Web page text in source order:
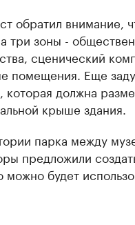
обратил внимание,
три зоны -
сценический
помещения. Еще
которая должна
крыше здания.
парка между
предложили
будет